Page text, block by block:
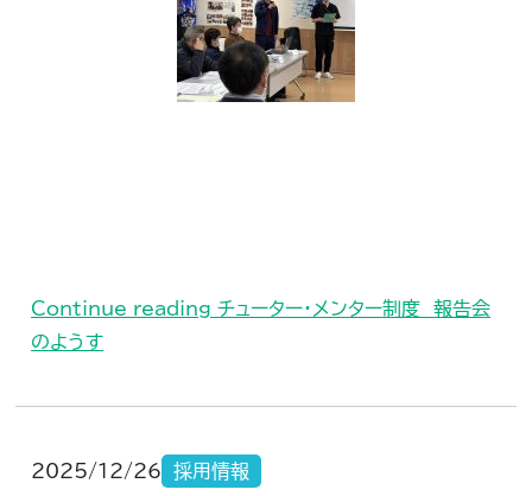
Continue readingチューター・メンター制度 報告会
のようす
2025/12/26 採用情報